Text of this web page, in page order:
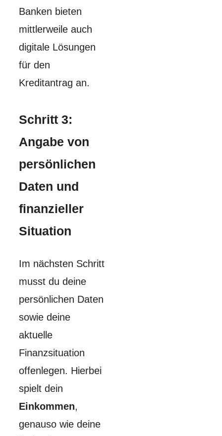
Banken bieten
mittlerweile auch
digitale Lösungen
für den
Kreditantrag an.
Schritt 3:
Angabe von
persönlichen
Daten und
finanzieller
Situation
Im nächsten Schritt
musst du deine
persönlichen Daten
sowie deine
aktuelle
Finanzsituation
offenlegen. Hierbei
spielt dein
Einkommen,
genauso wie deine